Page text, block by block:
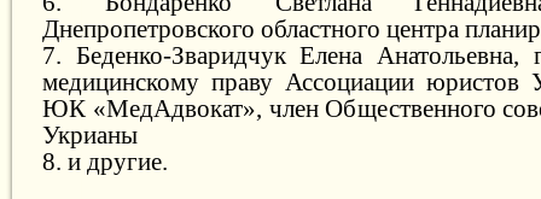
Днепропетровского областного центра
7. Беденко-Зваридчук Елена Анатольевна,
медицинскому праву Ассоциации юристов
ЮК «МедАдвокат», член Общественного
Укрианы
8. и другие.